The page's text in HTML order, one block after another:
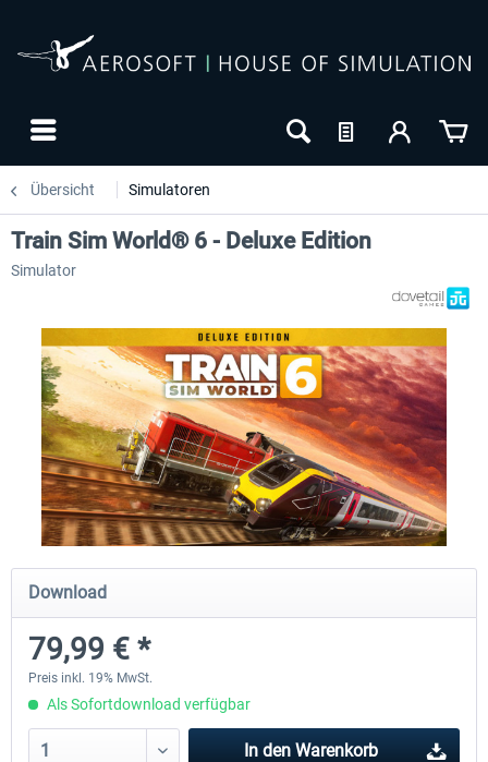
Übersicht Simulatoren
Fernbus Simulator
29,95 € *
Train Simulator Classic
Train Sim World® 6 - Deluxe Edition
Simulator
Download
79,99 € *
Preis inkl. 19% MwSt.
Als Sofortdownload verfügbar
In den Warenkorb